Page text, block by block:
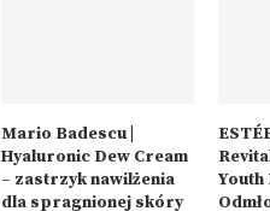
Mario Badescu |
Hyaluronic Dew Cream
– zastrzyk nawilżenia
dla spragnionej skóry
Youth